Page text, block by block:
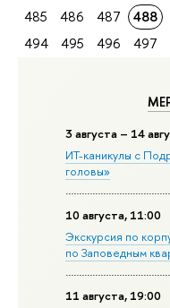
3 августа – 14
ИТ-каникулы с
головы»
10 августа, 11:00
Экскурсия по
по Заповедным
11 августа, 19:00
485
486 487 488
494
495 496 497